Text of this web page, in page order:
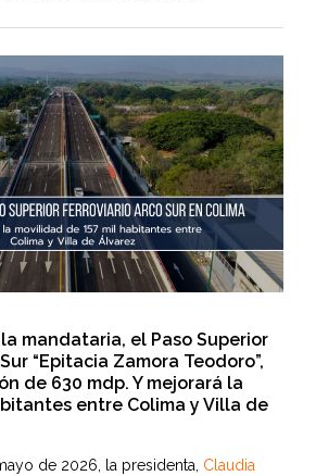
mandataria, el Paso Superior
“Epitacia Zamora Teodoro”,
de 630 mdp. Y mejorará la
entre Colima y Villa de
de 2026, la presidenta, Claudia